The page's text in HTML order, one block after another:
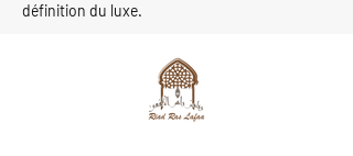
définition du luxe.